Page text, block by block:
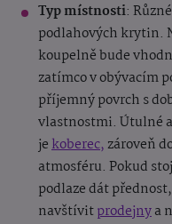
Typ místnosti:
podlahových krytin.
koupelně bude
zatímco v obývacím
příjemný povrch s
vlastnostmi. Útulné
jekoberec,zároveň
atmosféru. Pokud
podlaze dát
navštívitprodejnya